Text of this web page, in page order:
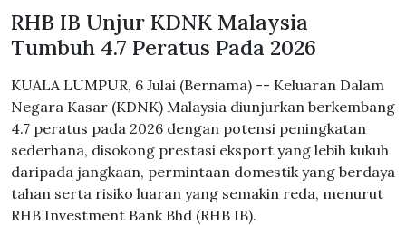
RHB IB Unjur KDNK Malaysia
Tumbuh 4.7 Peratus Pada 2026
KUALA LUMPUR, 6 Julai (Bernama) -- Keluaran Dalam
Negara Kasar (KDNK) Malaysia diunjurkan berkembang
4.7 peratus pada 2026 dengan potensi peningkatan
sederhana, disokong prestasi eksport yang lebih kukuh
daripada jangkaan, permintaan domestik yang berdaya
tahan serta risiko luaran yang semakin reda, menurut
RHB Investment Bank Bhd (RHB IB).